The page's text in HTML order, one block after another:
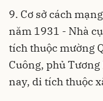
9. Cơ sở cách
năm 1931 - Nhà
tích thuộc mường
Cuông, phủ
nay, di tích thuộc